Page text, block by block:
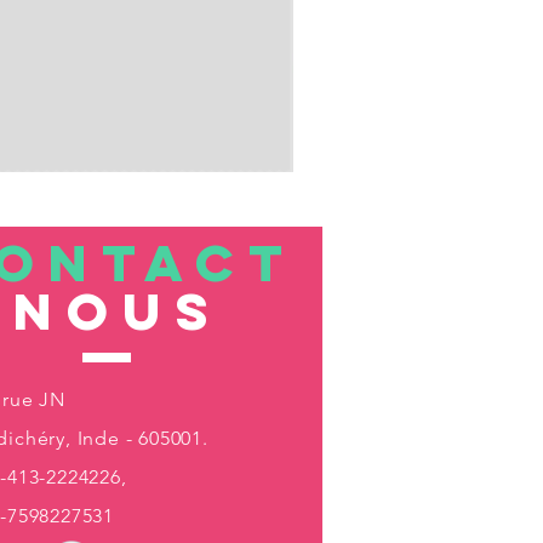
nous
JN
Inde - 605001.
413-2224226,